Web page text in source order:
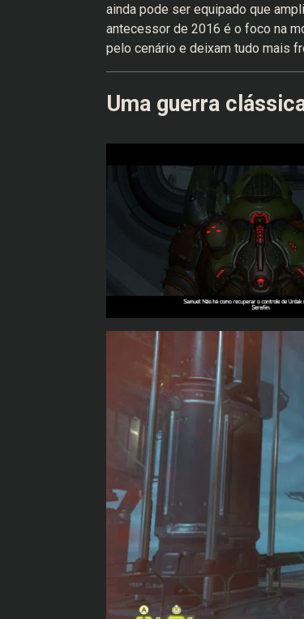
ainda pode ser equipado que
antecessor de 2016 é o foco na
pelo cenário e deixam tudo mais
Uma guerra